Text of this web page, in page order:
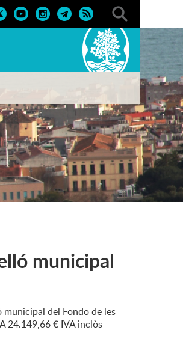
municipal
del Fondo de les
24.149,66 € IVA inclòs